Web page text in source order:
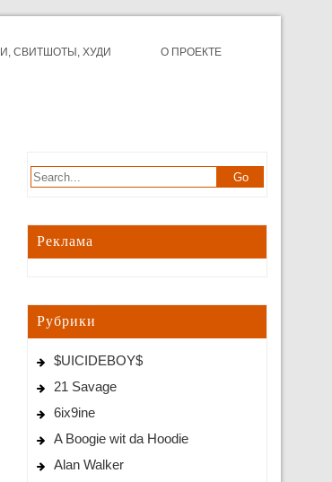
СВИТШОТЫ, ХУДИ О ПРОЕКТЕ
Реклама
Рубрики
$UICIDEBOY$
21 Savage
6ix9ine
A Boogie wit da Hoodie
Alan Walker